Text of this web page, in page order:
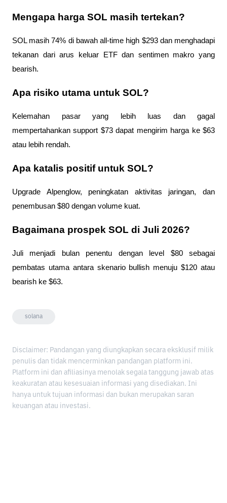
Mengapa harga SOL masih tertekan?
SOL masih 74% di bawah all-time high $293 dan menghadapi
tekanan dari arus keluar ETF dan sentimen makro yang
bearish.
Apa risiko utama untuk SOL?
Kelemahan pasar yang lebih luas dan gagal
mempertahankan support $73 dapat mengirim harga ke $63
atau lebih rendah.
Apa katalis positif untuk SOL?
Upgrade Alpenglow, peningkatan aktivitas jaringan, dan
penembusan $80 dengan volume kuat.
Bagaimana prospek SOL di Juli 2026?
Juli menjadi bulan penentu dengan level $80 sebagai
pembatas utama antara skenario bullish menuju $120 atau
bearish ke $63.
solana
Disclaimer: Pandangan yang diungkapkan secara eksklusif milik
penulis dan tidak mencerminkan pandangan platform ini.
Platform ini dan afiliasinya menolak segala tanggung jawab atas
keakuratan atau kesesuaian informasi yang disediakan. Ini
hanya untuk tujuan informasi dan bukan merupakan saran
keuangan atau investasi.